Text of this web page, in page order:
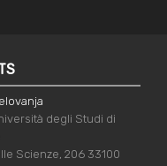
degli Studi di
Scienze, 206 33100